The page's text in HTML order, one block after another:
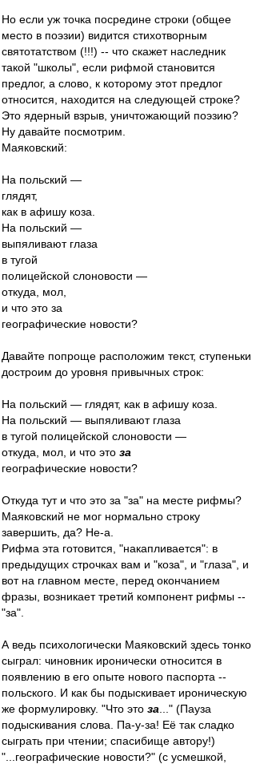
Но если уж точка посредине строки (общее
место в поэзии) видится стихотворным
святотатством (!!!) -- что скажет наследник
такой "школы", если рифмой становится
предлог, а слово, к которому этот предлог
относится, находится на следующей строке?
Это ядерный взрыв, уничтожающий поэзию?
Ну давайте посмотрим.
Маяковский:
На польский —
глядят,
как в афишу коза.
На польский —
выпяливают глаза
в тугой
полицейской слоновости —
откуда, мол,
и что это за
географические новости?
Давайте попроще расположим текст, ступеньки
достроим до уровня привычных строк:
На польский — глядят, как в афишу коза.
На польский — выпяливают глаза
в тугой полицейской слоновости —
откуда, мол, и что это за
географические новости?
Откуда тут и что это за "за" на месте рифмы?
Маяковский не мог нормально строку
завершить, да? Не-а.
Рифма эта готовится, "накапливается": в
предыдущих строчках вам и "коза", и "глаза", и
вот на главном месте, перед окончанием
фразы, возникает третий компонент рифмы --
"за".
А ведь психологически Маяковский здесь тонко
сыграл: чиновник иронически относится в
появлению в его опыте нового паспорта --
польского. И как бы подыскивает ироническую
же формулировку. "Что это за ..." (Пауза
подыскивания слова. Па-у-за! Её так сладко
сыграть при чтении; спасибище автору!)
"...географические новости?" (с усмешкой,